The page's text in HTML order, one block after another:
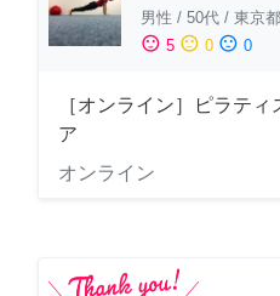
男性 / 50代 / 東京都
sentiment_satisfied 5 sentiment_neutral 0 sentiment_dissatisfied 0
［オンライン］ピラテ
ア
オンライン